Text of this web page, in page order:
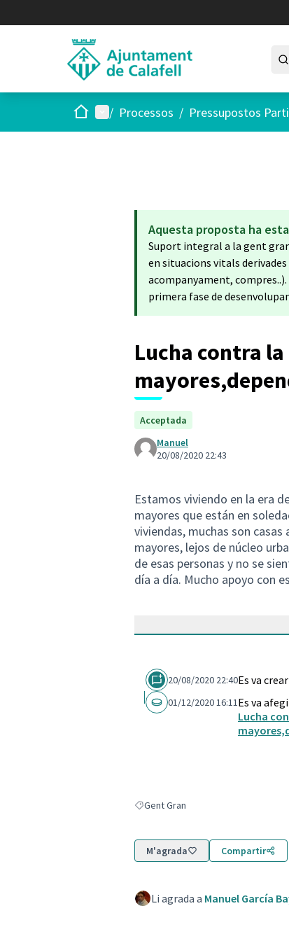
Inici Menú principal
/ Processos / Pressupostos
Aquesta proposta ha
Suport integral a la gent
en situacions vitals
acompanyament,
primera fase de
Lucha contra
Acceptada
Manuel
20/08/2020 22:43
Estamos viviendo en la era
mayores que están en
viviendas, muchas son
mayores, lejos de núcleo
de esas personas y no se
día a día. Mucho apoyo con
20/08/2020 22:40Es va
01/12/2020 16:11Es va
Lucha
Resultats en filtrar per: Gent Gran
Gent Gran
M'agrada Compartir
Li agrada a Manuel García